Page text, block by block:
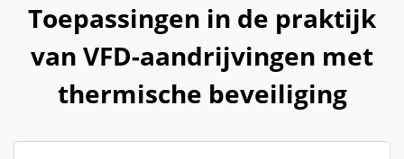
Toepassingen in de praktijk
van VFD-aandrijvingen met
thermische beveiliging